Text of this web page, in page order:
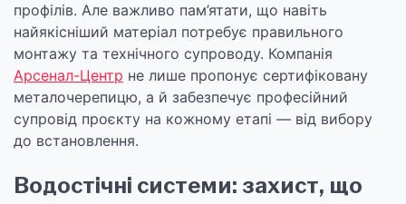
профілів. Але важливо пам’ятати, що навіть
найякісніший матеріал потребує правильного
монтажу та технічного супроводу. Компанія
Арсенал-Центр не лише пропонує сертифіковану
металочерепицю, а й забезпечує професійний
супровід проєкту на кожному етапі — від вибору
до встановлення.
Водостічні системи: захист, що